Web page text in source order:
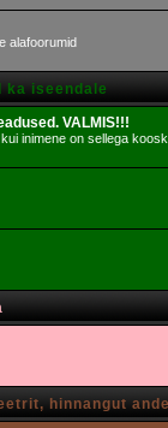
alafoorumid
ka iseendale
VALMIS!!!
inimene on sellega
hinnangut